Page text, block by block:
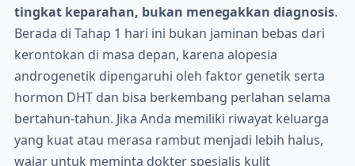
tingkat keparahan, bukan menegakkan diagnosis.
Berada di Tahap 1 hari ini bukan jaminan bebas dari
kerontokan di masa depan, karena alopesia
androgenetik dipengaruhi oleh faktor genetik serta
hormon DHT dan bisa berkembang perlahan selama
bertahun-tahun. Jika Anda memiliki riwayat keluarga
yang kuat atau merasa rambut menjadi lebih halus,
wajar untuk meminta dokter spesialis kulit